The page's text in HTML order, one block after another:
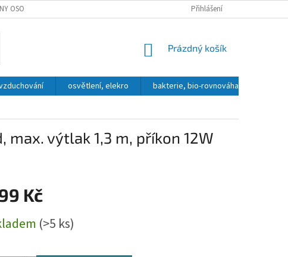
OSOBNÍCH ÚDAJŮ KONTAKT, OTEVÍRACÍ DOBA
Přihlášení
NÁKUPNÍ
Prázdný košík
osvětlení, elekro bakterie, bio-rovnováha
výtlak 1,3 m, příkon 12W
Kč
(>5 ks)